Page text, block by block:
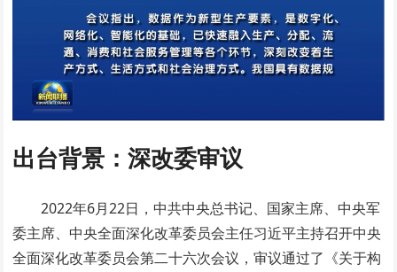
出台背景：深改委审议
2022年6月22日，中共中央总书记、国家主席、中央军
委主席、中央全面深化改革委员会主任习近平主持召开中央
全面深化改革委员会第二十六次会议，审议通过了《关于构